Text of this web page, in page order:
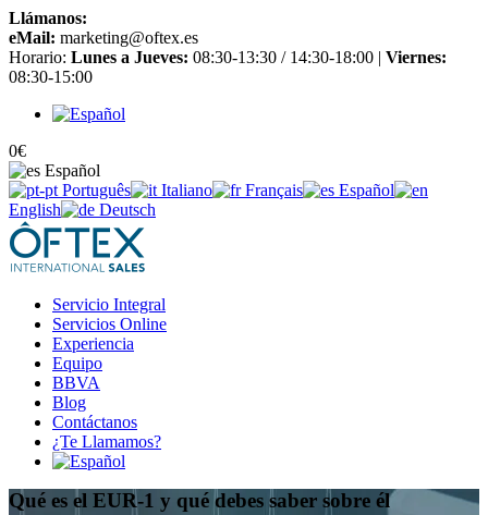
Llámanos:
eMail: marketing@oftex.es
Horario: Lunes a Jueves: 08:30-13:30 / 14:30-18:00 | Viernes:
08:30-15:00
0€
Español
Português
Italiano Français
Español
English
Deutsch
Servicio Integral
Servicios Online
Experiencia
Equipo
BBVA
Blog
Contáctanos
¿Te Llamamos?
Qué es el EUR-1 y qué debes saber sobre él